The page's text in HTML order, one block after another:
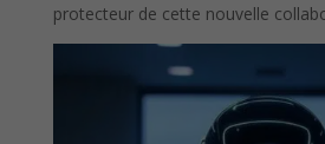
protecteur de cette nouvelle